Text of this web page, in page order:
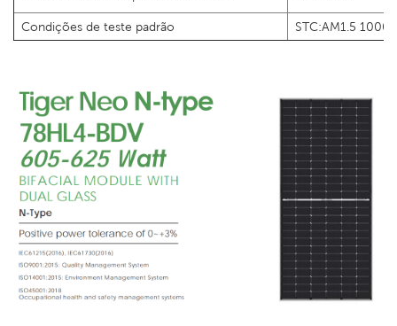
Condições de teste padrão STC:AM1.5